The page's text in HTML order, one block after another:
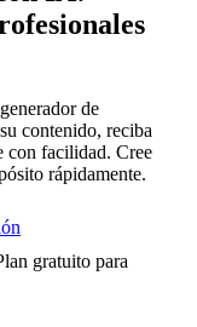
de
contenido, reciba
con facilidad. Cree
rápidamente.
gratuito para